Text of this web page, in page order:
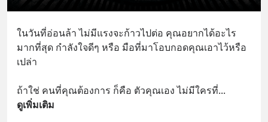
ในวันที่อ่อนล้า ไม่มีแรงจะก้าวไปต่อ คุณอยากได้อะไร
มากที่สุด กำลังใจดีๆ หรือ มือที่มาโอบกอดคุณเอาไว้หรือ
เปล่า
ถ้าใช่ คนที่คุณต้องการ ก็คือ ตัวคุณเอง ไม่มีใครที่...
ดูเพิ่มเติม